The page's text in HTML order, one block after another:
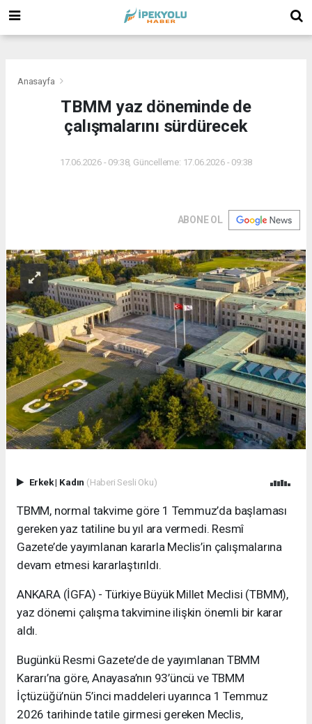
Anasayfa
TBMM yaz döneminde de
çalışmalarını sürdürecek
17.06.2026 - 09:38, Güncelleme: 17.06.2026 - 09:38
ABONE OL
Erkek| Kadın (Haberi Sesli Oku)
TBMM, normal takvime göre 1 Temmuz’da başlaması
gereken yaz tatiline bu yıl ara vermedi. Resmî
Gazete’de yayımlanan kararla Meclis’in çalışmalarına
devam etmesi kararlaştırıldı.
ANKARA (İGFA) - Türkiye Büyük Millet Meclisi (TBMM),
yaz dönemi çalışma takvimine ilişkin önemli bir karar
aldı.
Bugünkü Resmi Gazete’de de yayımlanan TBMM
Kararı’na göre, Anayasa’nın 93’üncü ve TBMM
İçtüzüğü’nün 5’inci maddeleri uyarınca 1 Temmuz
2026 tarihinde tatile girmesi gereken Meclis,